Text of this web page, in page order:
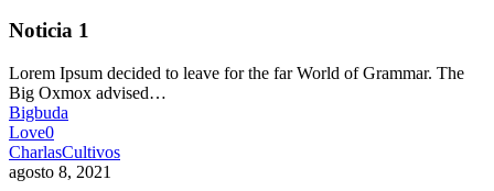
Noticia 1
Lorem Ipsum decided to leave for the far World of Grammar. The
Big Oxmox advised…
Bigbuda
Love0
CharlasCultivos
agosto 8, 2021